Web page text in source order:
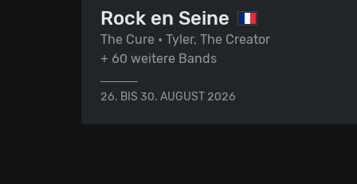
Rock en Seine
The Cure • Tyler, The Creator
+ 60 weitere Bands
26. BIS 30. AUGUST 2026